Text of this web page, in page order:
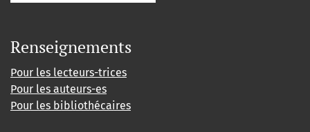
Renseignements
Pour les lecteurs-trices
Pour les auteurs-es
Pour les bibliothécaires